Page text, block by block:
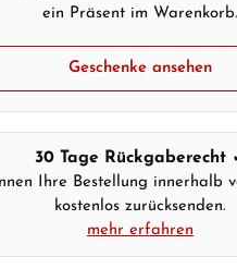
ein Präsent im Warenkorb.
Geschenke ansehen
30 Tage Rückgaberecht
Ihre Bestellung innerhalb
kostenlos zurücksenden.
mehr erfahren